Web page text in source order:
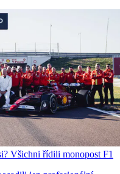
Všichni řídili monopost F1